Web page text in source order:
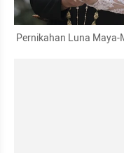
Pernikahan Luna